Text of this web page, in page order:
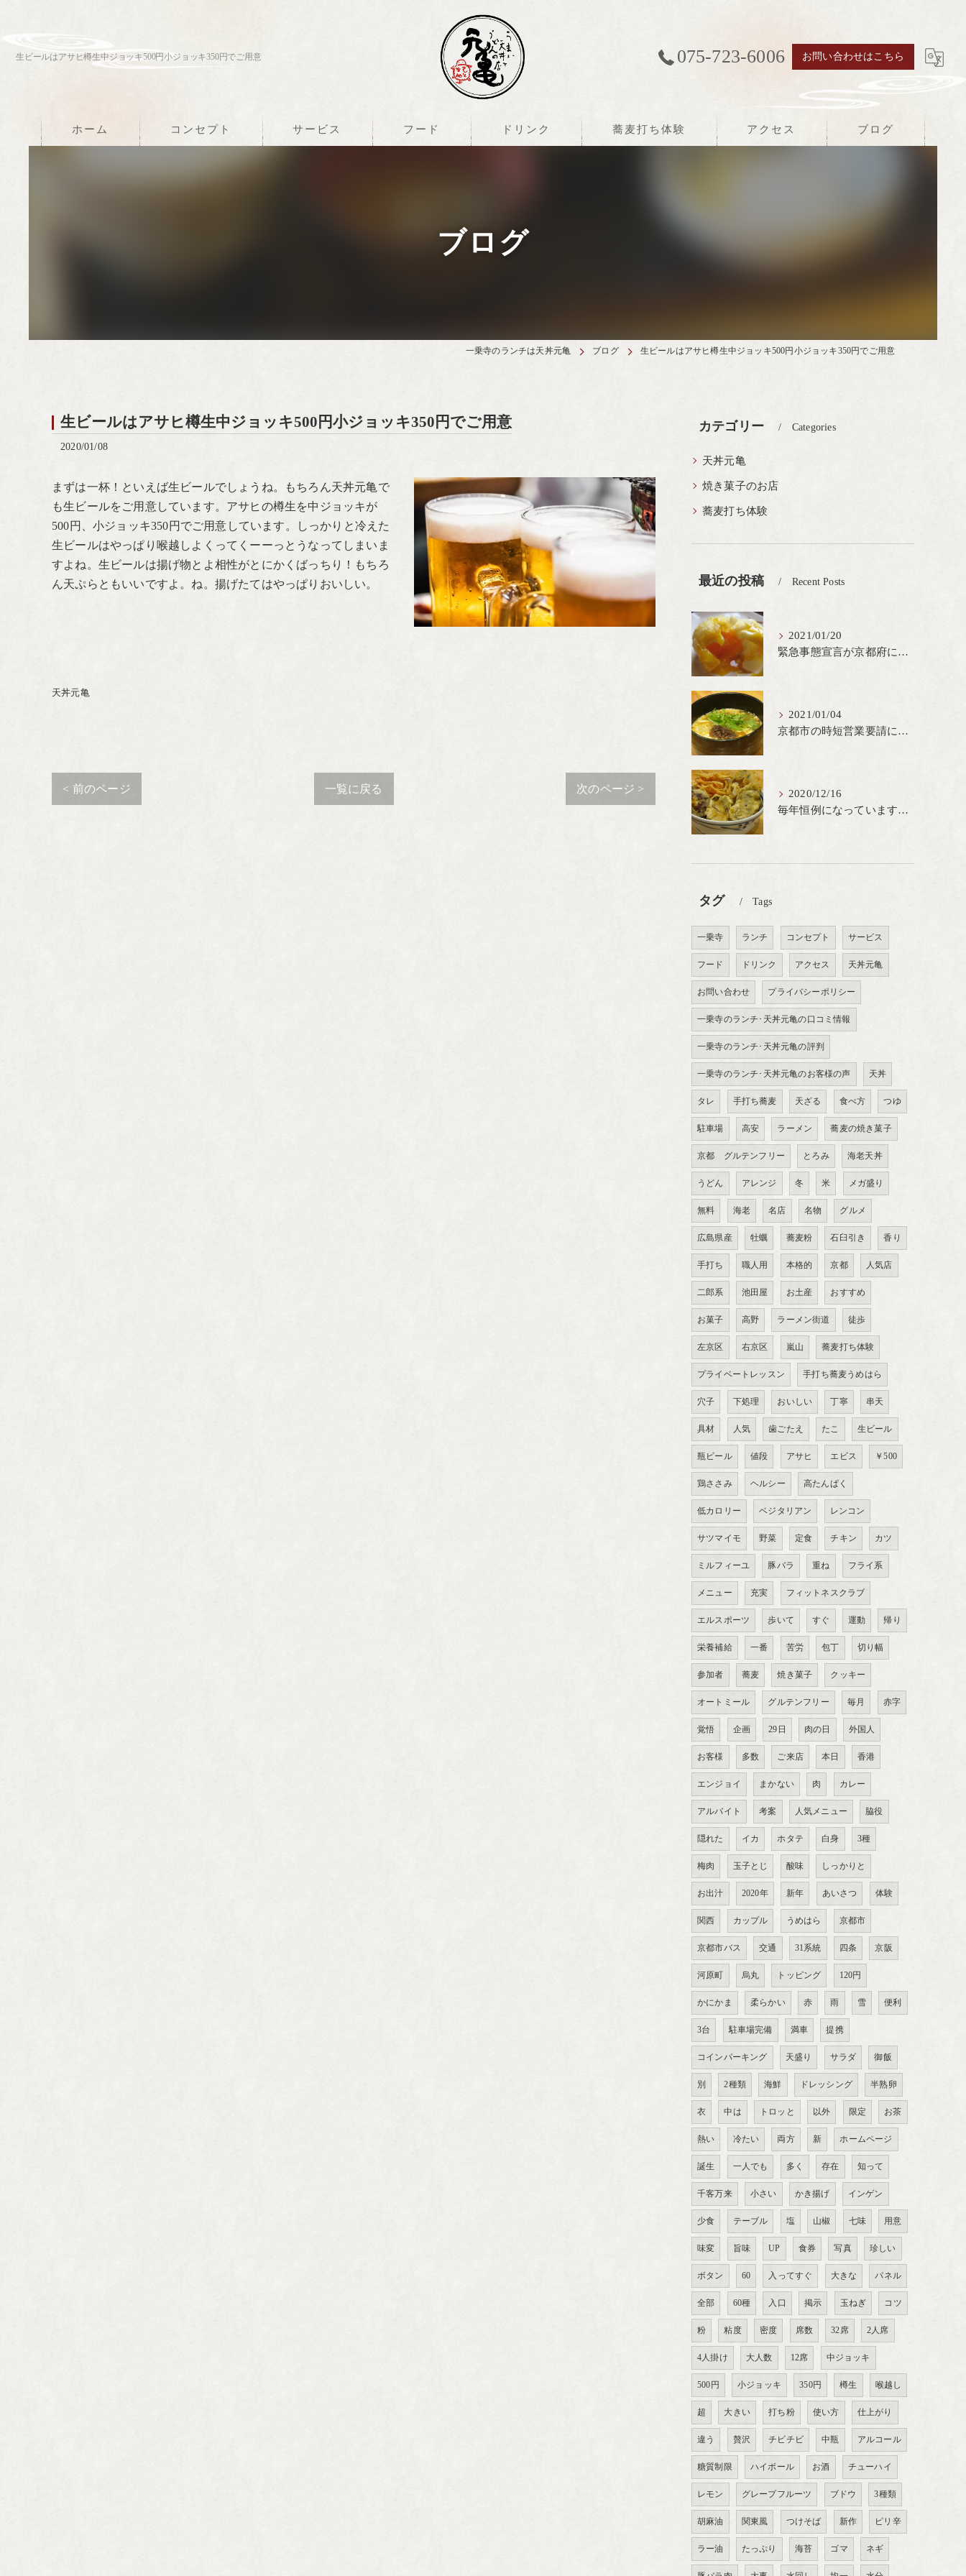
生ビールはアサヒ樽生中ジョッキ500円小ジョッキ350円でご用意 075-723-6006 お問い合わせはこちら
ホーム コンセプト サービス フード ドリンク 蕎麦打ち体験 アクセス ブログ
ブログ
一乗寺のランチは天丼元亀 ブログ 生ビールはアサヒ樽生中ジョッキ500円小ジョッキ350円でご用意
生ビールはアサヒ樽生中ジョッキ500円小ジョッキ350円でご用意
2020/01/08
まずは一杯！といえば生ビールでしょうね。もちろん天丼元亀で
も生ビールをご用意しています。アサヒの樽生を中ジョッキが
500円、小ジョッキ350円でご用意しています。しっかりと冷えた
生ビールはやっぱり喉越しよくってくーーっとうなってしまいま
すよね。生ビールは揚げ物とよ相性がとにかくばっちり！もちろ
ん天ぷらともいいですよ。ね。揚げたてはやっぱりおいしい。
天丼元亀
< 前のページ 一覧に戻る 次のページ >
カテゴリー Categories
天丼元亀
焼き菓子のお店
蕎麦打ち体験
最近の投稿 Recent Posts
2021/01/20
緊急事態宣言が京都府にも発出され当店も要請に従って20時完全閉店という形で営業なるべく短期間での要請解除へ一致団結です
2021/01/04
京都市の時短営業要請に従ってしばらくの間20時までの営業とさせていただいております。寒い時期には温かいお蕎麦がおすすめ
2020/12/16
毎年恒例になっています冬の名物、牡蠣天丼が販売開始です、広島県産の大粒牡蠣を使用し天ぷらならではのカリと衣クリーミーな味わいをどうぞ
タグ Tags
一乗寺 ランチ コンセプト サービス
フード ドリンク アクセス 天丼元亀
お問い合わせ プライバシーポリシー
一乗寺のランチ･天丼元亀の口コミ情報
一乗寺のランチ･天丼元亀の評判
一乗寺のランチ･天丼元亀のお客様の声 天丼
タレ 手打ち蕎麦 天ざる 食べ方 つゆ
駐車場 高安 ラーメン 蕎麦の焼き菓子
京都 グルテンフリー とろみ 海老天丼
うどん アレンジ 冬 米 メガ盛り
無料 海老 名店 名物 グルメ
広島県産 牡蠣 蕎麦粉 石臼引き 香り
手打ち 職人用 本格的 京都 人気店
二郎系 池田屋 お土産 おすすめ
お菓子 高野 ラーメン街道 徒歩
左京区 右京区 嵐山 蕎麦打ち体験
プライベートレッスン 手打ち蕎麦うめはら
穴子 下処理 おいしい 丁寧 串天
具材 人気 歯ごたえ たこ 生ビール
瓶ビール 値段 アサヒ エビス ￥500
鶏ささみ ヘルシー 高たんぱく
低カロリー ベジタリアン レンコン
サツマイモ 野菜 定食 チキン カツ
ミルフィーユ 豚バラ 重ね フライ系
メニュー 充実 フィットネスクラブ
エルスポーツ 歩いて すぐ 運動 帰り
栄養補給 一番 苦労 包丁 切り幅
参加者 蕎麦 焼き菓子 クッキー
オートミール グルテンフリー 毎月 赤字
覚悟 企画 29日 肉の日 外国人
お客様 多数 ご来店 本日 香港
エンジョイ まかない 肉 カレー
アルバイト 考案 人気メニュー 脇役
隠れた イカ ホタテ 白身 3種
梅肉 玉子とじ 酸味 しっかりと
お出汁 2020年 新年 あいさつ 体験
関西 カップル うめはら 京都市
京都市バス 交通 31系統 四条 京阪
河原町 烏丸 トッピング 120円
かにかま 柔らかい 赤 雨 雪 便利
3台 駐車場完備 満車 提携
コインパーキング 天盛り サラダ 御飯
別 2種類 海鮮 ドレッシング 半熟卵
衣 中は トロッと 以外 限定 お茶
熱い 冷たい 両方 新 ホームページ
誕生 一人でも 多く 存在 知って
千客万来 小さい かき揚げ インゲン
少食 テーブル 塩 山椒 七味 用意
味変 旨味 UP 食券 写真 珍しい
ボタン 60 入ってすぐ 大きな パネル
全部 60種 入口 掲示 玉ねぎ コツ
粉 粘度 密度 席数 32席 2人席
4人掛け 大人数 12席 中ジョッキ
500円 小ジョッキ 350円 樽生 喉越し
超 大きい 打ち粉 使い方 仕上がり
違う 贅沢 チビチビ 中瓶 アルコール
糖質制限 ハイボール お酒 チューハイ
レモン グレープフルーツ ブドウ 3種類
胡麻油 関東風 つけそば 新作 ピリ辛
ラー油 たっぷり 海苔 ゴマ ネギ